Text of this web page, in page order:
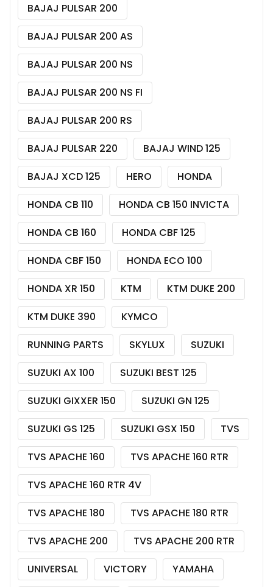
BAJAJ PULSAR 200
BAJAJ PULSAR 200 AS
BAJAJ PULSAR 200 NS
BAJAJ PULSAR 200 NS FI
BAJAJ PULSAR 200 RS
BAJAJ PULSAR 220
BAJAJ WIND 125
BAJAJ XCD 125
HERO
HONDA
HONDA CB 110
HONDA CB 150 INVICTA
HONDA CB 160
HONDA CBF 125
HONDA CBF 150
HONDA ECO 100
HONDA XR 150
KTM
KTM DUKE 200
KTM DUKE 390
KYMCO
RUNNING PARTS
SKYLUX
SUZUKI
SUZUKI AX 100
SUZUKI BEST 125
SUZUKI GIXXER 150
SUZUKI GN 125
SUZUKI GS 125
SUZUKI GSX 150
TVS
TVS APACHE 160
TVS APACHE 160 RTR
TVS APACHE 160 RTR 4V
TVS APACHE 180
TVS APACHE 180 RTR
TVS APACHE 200
TVS APACHE 200 RTR
UNIVERSAL
VICTORY
YAMAHA